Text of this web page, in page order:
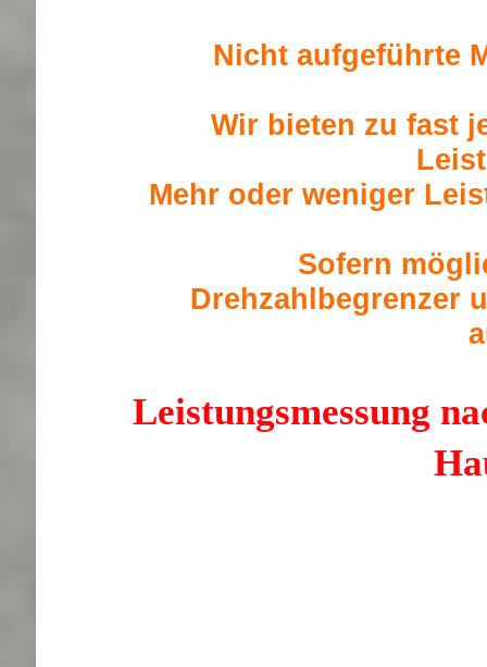
Nicht aufgeführte
Wir bieten zu fast
Mehr oder weniger
Sofern
Drehzahlbegrenzer
Leistungsmessung